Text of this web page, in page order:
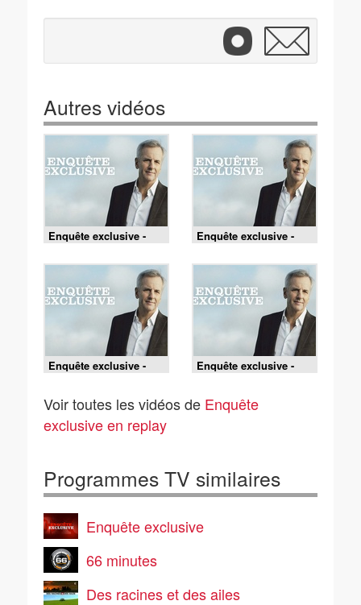
Autres vidéos
Enquête exclusive -
Fêtes et foires en
Belgique : populaires
Enquête exclusive -
Monsters cars : au
cœur des shows de
Enquête exclusive -
Îles grecques secrètes
de la Méditerranée
Enquête exclusive -
Capri, Positano,
la côte amalfitaine
Voir toutes les vidéos de Enquête
exclusive en replay
Programmes TV similaires
Enquête exclusive
66 minutes
Des racines et des ailes